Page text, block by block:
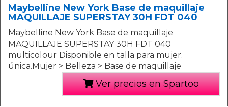
Maybelline New York Base de maquillaje
MAQUILLAJE SUPERSTAY 30H FDT 040
Maybelline New York Base de maquillaje
MAQUILLAJE SUPERSTAY 30H FDT 040
multicolour Disponible en talla para mujer.
única.Mujer > Belleza > Base de maquillaje
Ver precios en Spartoo